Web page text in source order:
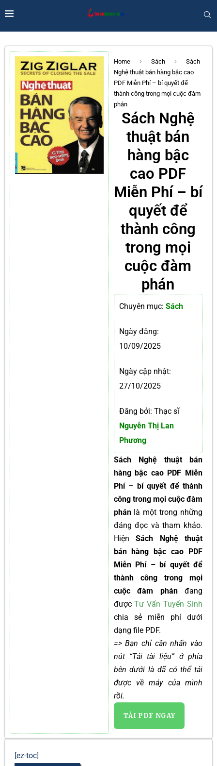
Home Sách
Sách
Nghệ thuật bán hàng bậc cao
PDF Miễn Phí – bí quyết để
thành công trong mọi cuộc đàm
phán
Sách Nghệ
thuật bán
hàng bậc
cao PDF
Miễn Phí – bí
quyết để
thành công
trong mọi
cuộc đàm
phán
Chuyên mục: Sách
Ngày đăng:
10/09/2025
Ngày cập nhật:
27/10/2025
Đăng bởi: Thạc sĩ
Nguyễn Thị Lan
Phương
Sách Nghệ thuật bán
hàng bậc cao PDF Miễn
Phí – bí quyết để thành
công trong mọi cuộc đàm
phánlà một trong những
đáng đọc và tham khảo.
HiệnSách Nghệ thuật
bán hàng bậc cao PDF
Miễn Phí – bí quyết để
thành công trong mọi
cuộc đàm phán đang
đượcTư Vấn Tuyển Sinh
chia sẻ miễn phí dưới
dạng file PDF.
=> Bạn chỉ cần nhấn vào
nút “Tải tài liệu” ở phía
bên dưới là đã có thể tải
được về máy của mình
rồi.
TẢI PDF NGAY
[ez-toc]